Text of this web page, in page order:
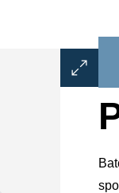
Otevřít
dialogové
obrázku